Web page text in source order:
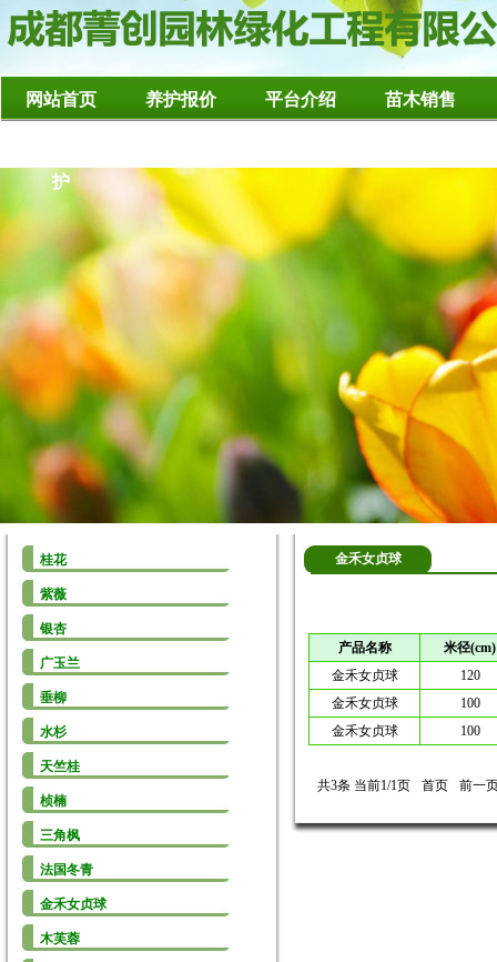
网站首页 养护报价 平台介绍 苗木销售
护
桂花
紫薇
银杏
广玉兰
垂柳
水杉
天竺桂
桢楠
三角枫
法国冬青
金禾女贞球
木芙蓉
金禾女贞球
产品名称
米径(cm)
金禾女贞球
120
金禾女贞球
100
金禾女贞球
100
共3条 当前1/1页 首页 前一